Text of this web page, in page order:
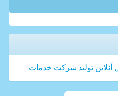
آنلاین تولید شركت خدمات